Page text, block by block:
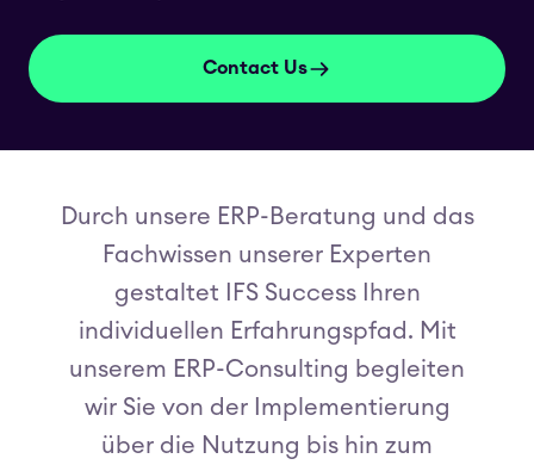
Contact Us
Durch unsere ERP-Beratung und das
Fachwissen unserer Experten
gestaltet IFS Success Ihren
individuellen Erfahrungspfad. Mit
unserem ERP-Consulting begleiten
wir Sie von der Implementierung
über die Nutzung bis hin zum